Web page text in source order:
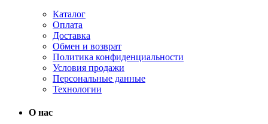
Каталог
Оплата
Доставка
Обмен и возврат
Политика конфиденциальности
Условия продажи
Персональные данные
Технологии
О нас